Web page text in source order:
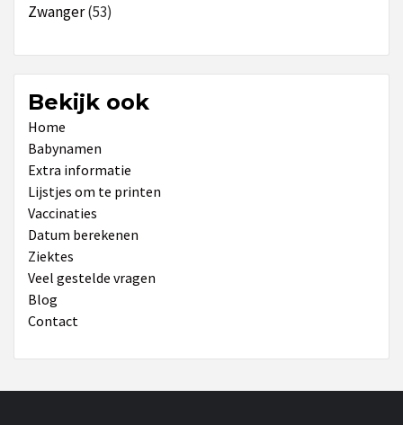
Zwanger(53)
Bekijk ook
Home
Babynamen
Extra informatie
Lijstjes om te printen
Vaccinaties
Datum berekenen
Ziektes
Veel gestelde vragen
Blog
Contact